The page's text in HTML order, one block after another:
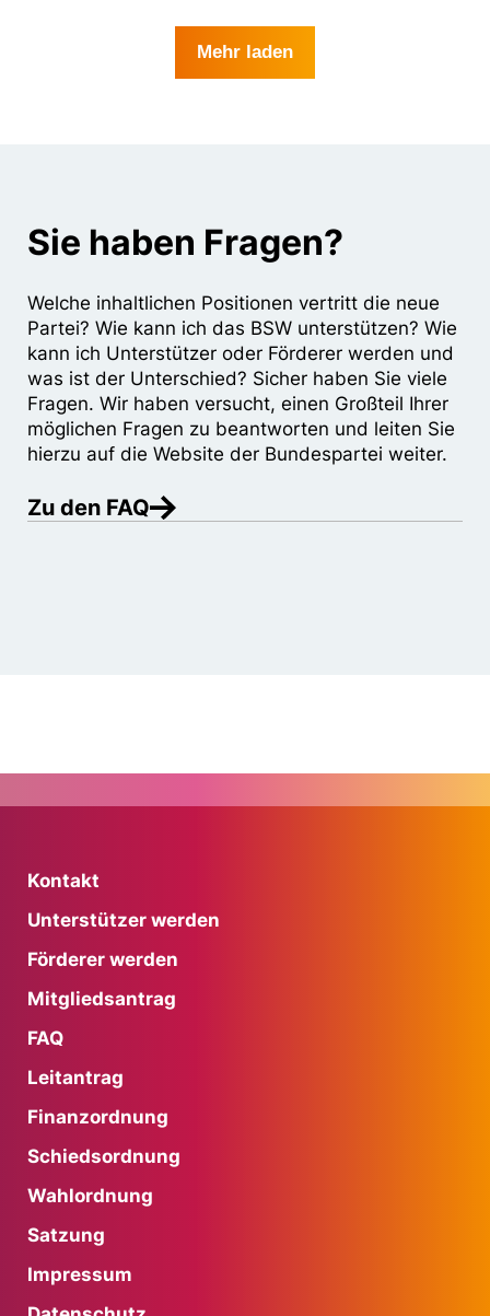
Mehr laden
Sie haben Fragen?
Welche inhaltlichen Positionen vertritt die neue
Partei? Wie kann ich das BSW unterstützen? Wie
kann ich Unterstützer oder Förderer werden und
was ist der Unterschied? Sicher haben Sie viele
Fragen. Wir haben versucht, einen Großteil Ihrer
möglichen Fragen zu beantworten und leiten Sie
hierzu auf die Website der Bundespartei weiter.
Zu den FAQ
Kontakt
Unterstützer werden
Förderer werden
Mitgliedsantrag
FAQ
Leitantrag
Finanzordnung
Schiedsordnung
Wahlordnung
Satzung
Impressum